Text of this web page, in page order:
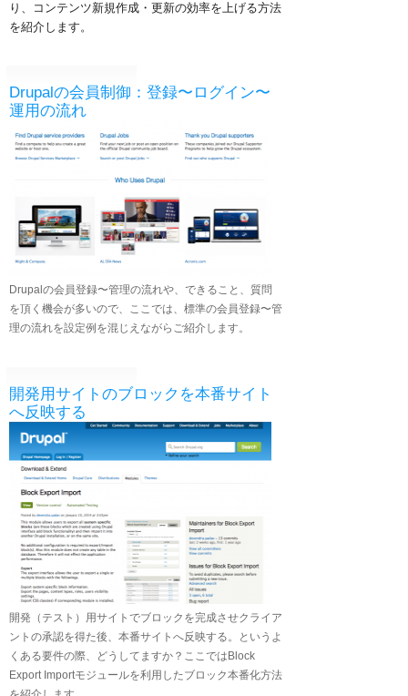
り、コンテンツ新規作成・更新の効率を上げる方法
を紹介します。
Drupalの会員制御：登録〜ログイン〜
運用の流れ
Drupalの会員登録〜管理の流れや、できること、質問
を頂く機会が多いので、ここでは、標準の会員登録〜管
理の流れを設定例を混じえながらご紹介します。
開発用サイトのブロックを本番サイト
へ反映する
開発（テスト）用サイトでブロックを完成させクライア
ントの承認を得た後、本番サイトへ反映する。というよ
くある要件の際、どうしてますか？ここではBlock
Export Importモジュールを利用したブロック本番化方法